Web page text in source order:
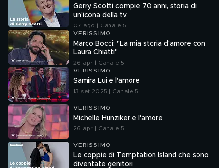
Gerry Scotti compie 70 anni, storia di
un'icona della tv
07 ago | Canale 5
VERISSIMO
Marco Bocci: "La mia storia d'amore con
Laura Chiatti"
26 apr | Canale 5
VERISSIMO
Samira Lui e l'amore
13 set 2025 | Canale 5
VERISSIMO
Michelle Hunziker e l'amore
26 apr | Canale 5
VERISSIMO
Le coppie di Temptation Island che sono
diventate genitori